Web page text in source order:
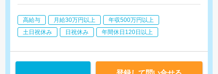
・業務オペレーションの改善
・相談員業務
・集患営業(新規訪問診療患者様の獲得、新規訪問診療先)
高給与 月給30万円以上
年収500万円以上
土日祝休み
日祝休み 年間休日120日以上